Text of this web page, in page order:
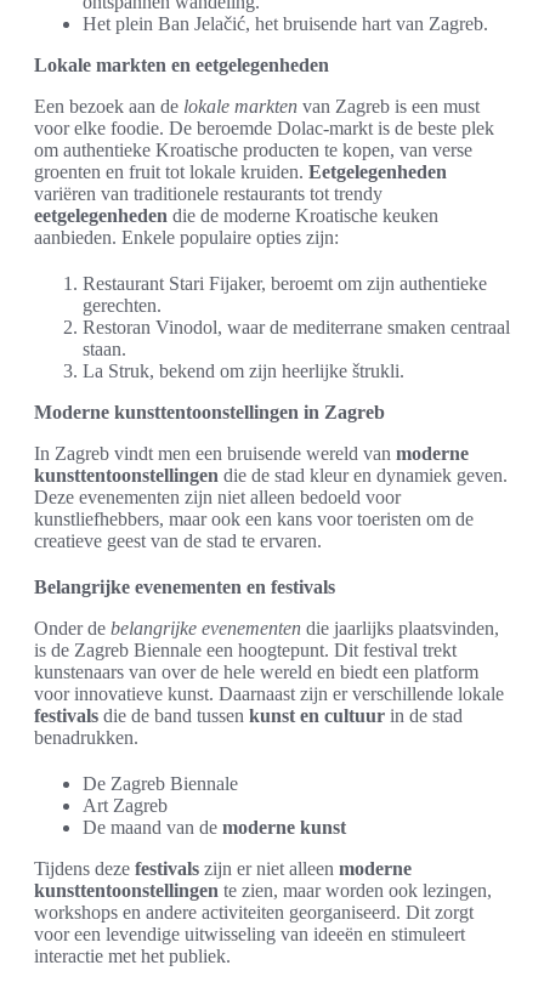
Het plein Ban Jelačić, het bruisende hart van Zagreb.
Lokale markten en eetgelegenheden
Een bezoek aan de lokale markten van Zagreb is een must
voor elke foodie. De beroemde Dolac-markt is de beste plek
om authentieke Kroatische producten te kopen, van verse
groenten en fruit tot lokale kruiden. Eetgelegenheden
variëren van traditionele restaurants tot trendy
eetgelegenheden die de moderne Kroatische keuken
aanbieden. Enkele populaire opties zijn:
Restaurant Stari Fijaker, beroemt om zijn authentieke
gerechten.
Restoran Vinodol, waar de mediterrane smaken centraal
staan.
La Struk, bekend om zijn heerlijke štrukli.
Moderne kunsttentoonstellingen in Zagreb
In Zagreb vindt men een bruisende wereld van moderne
kunsttentoonstellingen die de stad kleur en dynamiek geven.
Deze evenementen zijn niet alleen bedoeld voor
kunstliefhebbers, maar ook een kans voor toeristen om de
creatieve geest van de stad te ervaren.
Belangrijke evenementen en festivals
Onder de belangrijke evenementen die jaarlijks plaatsvinden,
is de Zagreb Biennale een hoogtepunt. Dit festival trekt
kunstenaars van over de hele wereld en biedt een platform
voor innovatieve kunst. Daarnaast zijn er verschillende lokale
festivals die de band tussen kunst en cultuur in de stad
benadrukken.
De Zagreb Biennale
Art Zagreb
De maand van de moderne kunst
Tijdens deze festivals zijn er niet alleen moderne
kunsttentoonstellingen te zien, maar worden ook lezingen,
workshops en andere activiteiten georganiseerd. Dit zorgt
voor een levendige uitwisseling van ideeën en stimuleert
interactie met het publiek.